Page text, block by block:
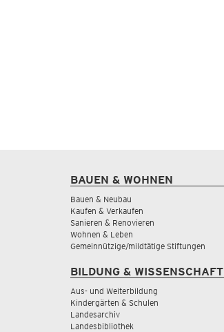
BAUEN & WOHNEN
Bauen & Neubau
Kaufen & Verkaufen
Sanieren & Renovieren
Wohnen & Leben
Gemeinnützige/mildtätige Stiftungen
BILDUNG & WISSENSCHAFT
Aus- und Weiterbildung
Kindergärten & Schulen
Landesarchiv
Landesbibliothek